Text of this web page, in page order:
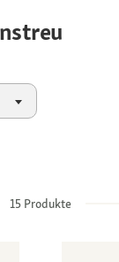
15 Produkte